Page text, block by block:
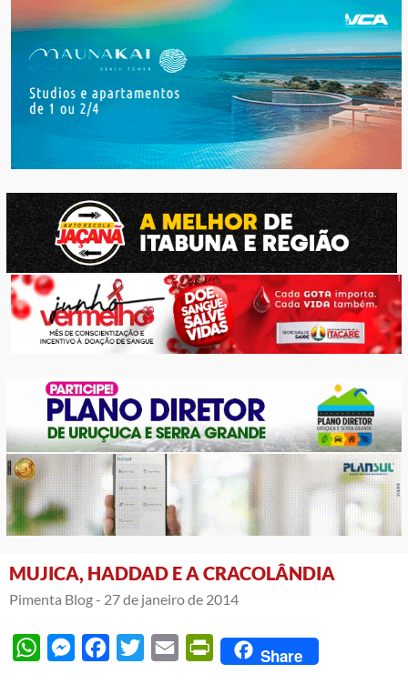
MUJICA, HADDAD E A CRACOLÂNDIA
Pimenta Blog - 27 de janeiro de 2014
WhatsAppMessengerFacebook
Twitter Email PrintFriendly
Share